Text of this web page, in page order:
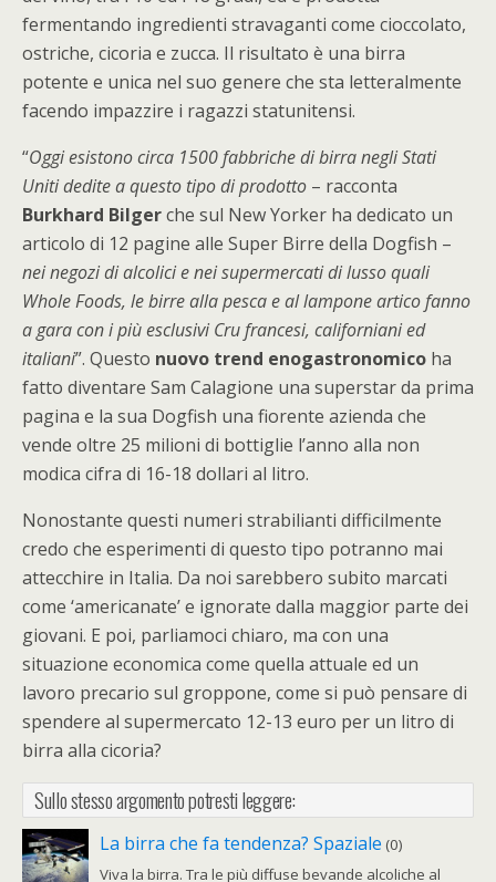
fermentando ingredienti stravaganti come cioccolato,
ostriche, cicoria e zucca. Il risultato è una birra
potente e unica nel suo genere che sta letteralmente
facendo impazzire i ragazzi statunitensi.
“Oggi esistono circa 1500 fabbriche di birra negli Stati
Uniti dedite a questo tipo di prodotto – racconta
Burkhard Bilgerche sul New Yorker ha dedicato un
articolo di 12 pagine alle Super Birre della Dogfish –
nei negozi di alcolici e nei supermercati di lusso quali
Whole Foods, le birre alla pesca e al lampone artico fanno
a gara con i più esclusivi Cru francesi, californiani ed
italiani”. Questo nuovo trend enogastronomico ha
fatto diventare Sam Calagione una superstar da prima
pagina e la sua Dogfish una fiorente azienda che
vende oltre 25 milioni di bottiglie l’anno alla non
modica cifra di 16-18 dollari al litro.
Nonostante questi numeri strabilianti difficilmente
credo che esperimenti di questo tipo potranno mai
attecchire in Italia. Da noi sarebbero subito marcati
come ‘americanate’ e ignorate dalla maggior parte dei
giovani. E poi, parliamoci chiaro, ma con una
situazione economica come quella attuale ed un
lavoro precario sul groppone, come si può pensare di
spendere al supermercato 12-13 euro per un litro di
birra alla cicoria?
Sullo stesso argomento potresti leggere:
La birra che fa tendenza? Spaziale (0)
Viva la birra. Tra le più diffuse bevande alcoliche al